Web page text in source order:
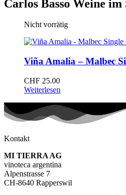
Carlos Basso Weine im
Nicht vorrätig
Viña Amalia – Malbec
CHF 25.00
Weiterlesen
Kontakt
MI TIERRA AG
vinoteca argentina
Alpenstrasse 7
CH-8640 Rapperswil